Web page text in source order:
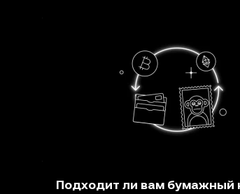
Подходит ли вам бумажный